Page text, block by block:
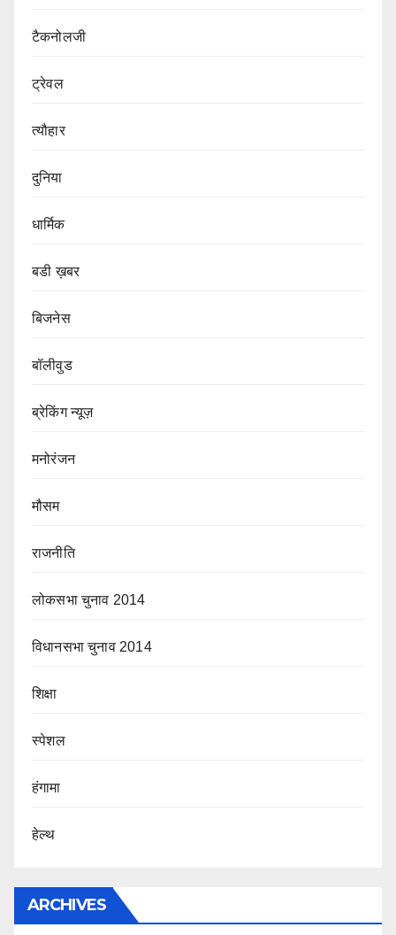
टैकनोलजी
ट्रेवल
त्यौहार
दुनिया
धार्मिक
बडी ख़बर
बिजनेस
बॉलीवुड
ब्रेकिंग न्यूज़
मनोरंजन
मौसम
राजनीति
लोकसभा चुनाव 2014
विधानसभा चुनाव 2014
शिक्षा
स्पेशल
हंगामा
हेल्थ
ARCHIVES